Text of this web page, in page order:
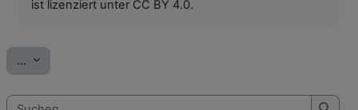
ist lizenziert unter CC BY 4.0.
... Einträge exportieren
Suchen